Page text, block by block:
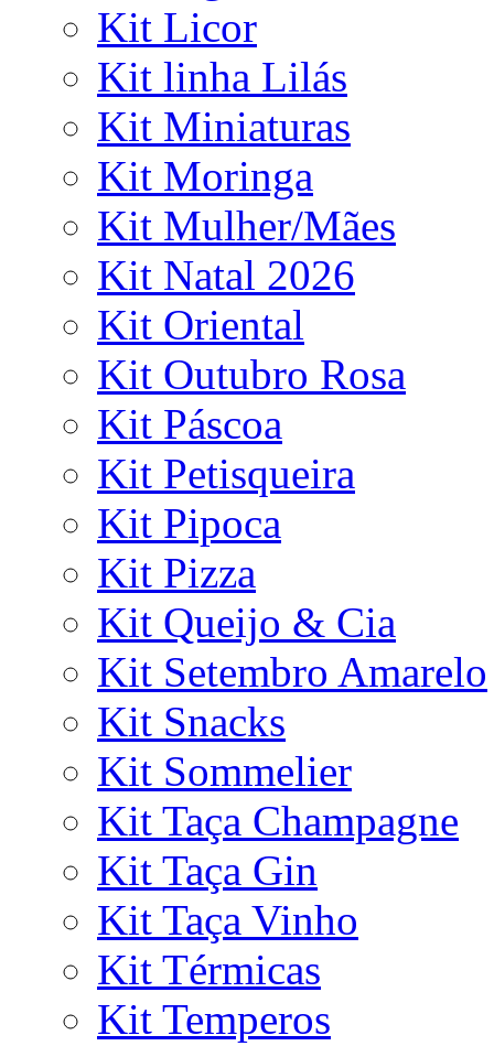
Kit Licor
Kit linha Lilás
Kit Miniaturas
Kit Moringa
Kit Mulher/Mães
Kit Natal 2026
Kit Oriental
Kit Outubro Rosa
Kit Páscoa
Kit Petisqueira
Kit Pipoca
Kit Pizza
Kit Queijo & Cia
Kit Setembro Amarelo
Kit Snacks
Kit Sommelier
Kit Taça Champagne
Kit Taça Gin
Kit Taça Vinho
Kit Térmicas
Kit Temperos